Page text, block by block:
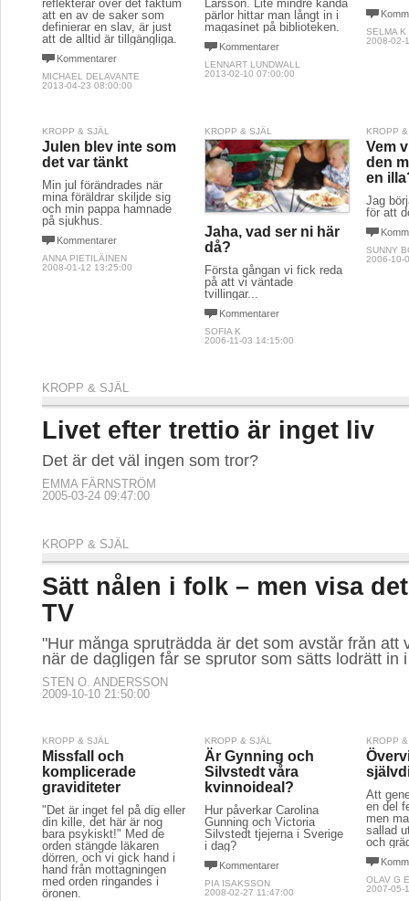
reflekterar över det faktum
att en av de saker som
definierar en slav, är just
att de alltid är tillgängliga.
Kommentarer
MICHAEL DELAVANTE
2013-04-23 08:00:00
Larsson. Lite mindre kända
pärlor hittar man långt in i
magasinet på biblioteken.
Kommentarer
LENNART LUNDWALL
2013-02-10 07:00:00
SELMA K
2008-02-
KROPP & SJÄL
Julen blev inte som
det var tänkt
Min jul förändrades när
mina föräldrar skiljde sig
och min pappa hamnade
på sjukhus.
Kommentarer
ANNA PIETILÄINEN
2008-01-12 13:25:00
KROPP & SJÄL
Jaha, vad ser ni här
då?
Första gångan vi fick reda
på att vi väntade
tvillingar...
Kommentarer
SOFIA K
2006-11-03 14:15:00
KROPP
Vem
den
en
Jag
för att
SUNNY
2006-10-
KROPP & SJÄL
Livet efter trettio är inget liv
Det är det väl ingen som tror?
EMMA FÄRNSTRÖM
2005-03-24 09:47:00
KROPP & SJÄL
Sätt nålen i folk – men visa
TV
"Hur många spruträdda är det som avstår från att
när de dagligen får se sprutor som sätts lodrätt in
STEN O. ANDERSSON
2009-10-10 21:50:00
KROPP & SJÄL
Missfall och
komplicerade
graviditeter
"Det är inget fel på dig eller
din kille, det här är nog
bara psykiskt!" Med de
orden stängde läkaren
dörren, och vi gick hand i
hand från mottagningen
med orden ringandes i
öronen.
KROPP & SJÄL
Är Gynning och
Silvstedt våra
kvinnoideal?
Hur påverkar Carolina
Gunning och Victoria
Silvstedt tjejerna i Sverige
i dag?
Kommentarer
PIA ISAKSSON
2008-02-27 11:47:00
KROPP
Att
en del
men
sallad
och
OLAV G
2007-05-